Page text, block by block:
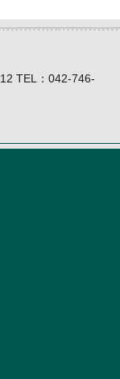
TEL：042-746-